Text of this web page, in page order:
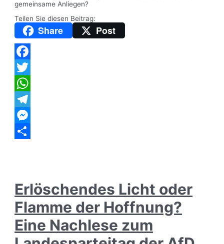
gemeinsame Anliegen?
Teilen Sie diesen Beitrag:
Share Post
Facebook
Twitter
WhatsApp
Telegram
Messenger
Erlöschendes Licht oder
Flamme der Hoffnung?
Eine Nachlese zum